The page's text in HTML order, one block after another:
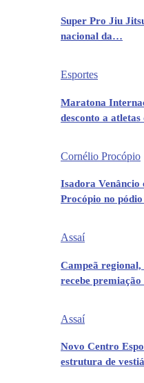
Super Pro Jiu
nacional da…
Esportes
Maratona
desconto a
Cornélio Procópio
Isadora Venâncio
Procópio no
Assaí
Campeã regional,
recebe
Assaí
Novo Centro
estrutura de